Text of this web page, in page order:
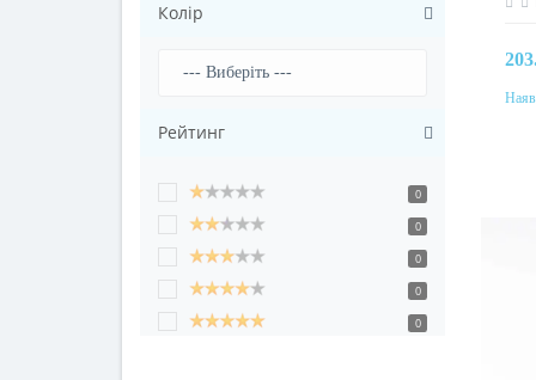
Колір
Рейтинг
0
0
0
0
0